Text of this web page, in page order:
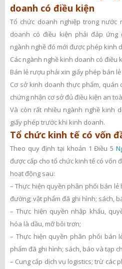
doanh có điều kiện
Tổ chức doanh nghiệp trong nước
doanh có điều kiện phải đáp
ngành nghề đó mới được phép kinh
Các ngành nghề kinh doanh có điều
Bán lẻ rượu phải xin giấy phép bán
Cơ sở kinh doanh thực phẩm, quán
chứng nhận cơ sở đủ điều kiện an
Và còn rất nhiều ngành nghề kinh
giấy phép trước khi kinh doanh.
Tổ chức kinh tế có vốn
Theo quy định tại khoản 1 Điều 5
được cấp cho tổ chức kinh tế có vốn
hoạt động sau:
– Thực hiện quyền phân phối bán
đường; vật phẩm đã ghi hình; sách,
– Thực hiện quyền nhập khẩu,
hóa là dầu, mỡ bôi trơn;
– Thực hiện quyền phân phối bán
phẩm đã ghi hình; sách, báo và tạp
– Cung cấp dịch vụ logistics; trừ các